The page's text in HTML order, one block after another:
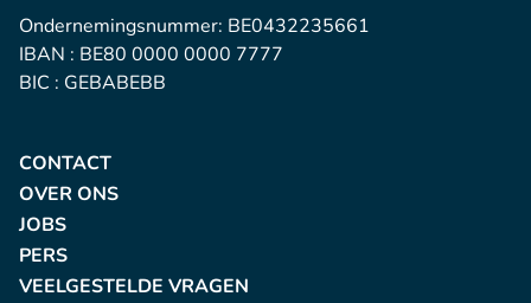
Ondernemingsnummer: BE0432235661
IBAN : BE80 0000 0000 7777
BIC : GEBABEBB
CONTACT
OVER ONS
JOBS
PERS
VEELGESTELDE VRAGEN